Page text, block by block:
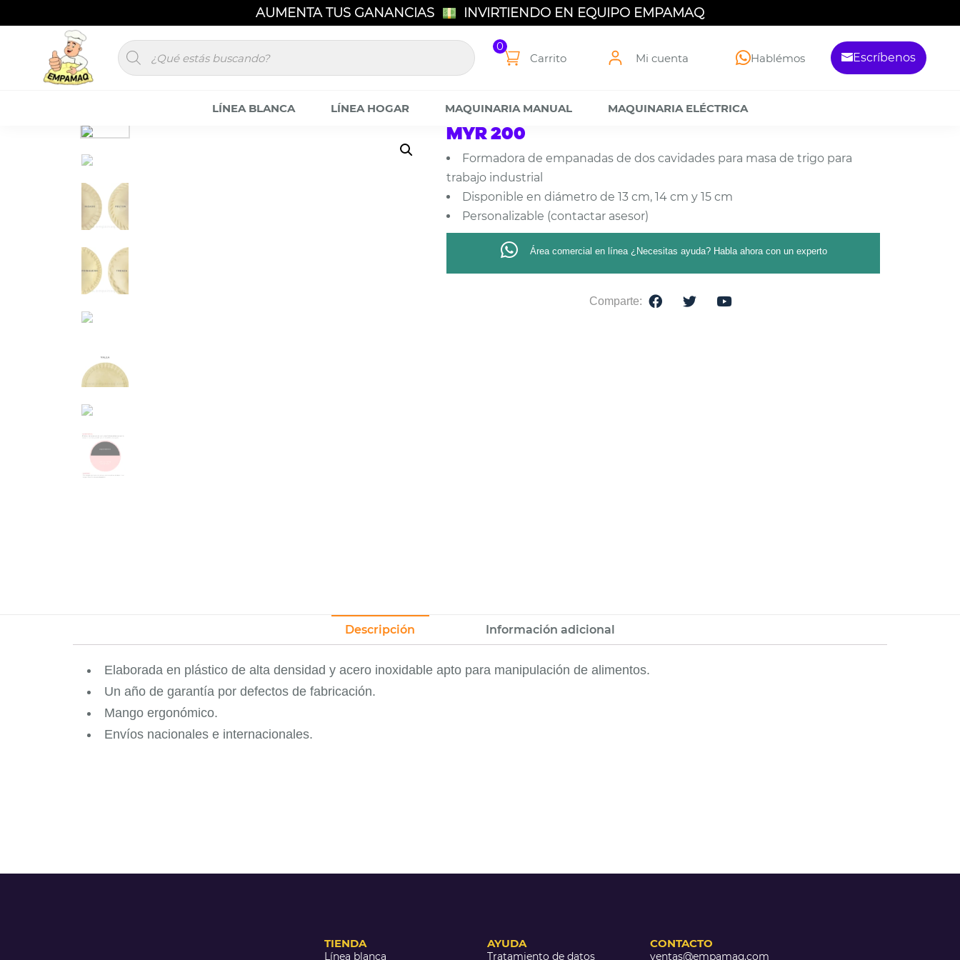
GANA MÁS DINERO INVIRTIENDO EN NUESTROS EQUIPOS DE ÚLTIMA GENERACIÓN
AUMENTA TUS GANANCIAS INVIRTIENDO EN EQUIPO EMPAMAQ
Carrito
0
Mi cuenta
Hablémos Escríbenos
LÍNEA BLANCA LÍNEA HOGAR MAQUINARIA MANUAL MAQUINARIA ELÉCTRICA
MYR 200
Formadora de empanadas de dos cavidades para masa de trigo para
trabajo industrial
Disponible en diámetro de 13 cm, 14 cm y 15 cm
Personalizable (contactar asesor)
Área comercial en línea ¿Necesitas ayuda? Habla ahora con un experto
Comparte:
Descripción Información adicional
Elaborada en plástico de alta densidad y acero inoxidable apto para manipulación de alimentos.
Un año de garantía por defectos de fabricación.
Mango ergonómico.
Envíos nacionales e internacionales.
TIENDA
Línea blanca
AYUDA
Tratamiento de datos
CONTACTO
ventas@empamaq.com